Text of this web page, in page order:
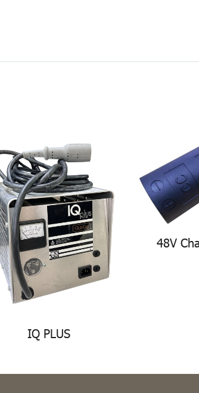
IQ PLUS
48V